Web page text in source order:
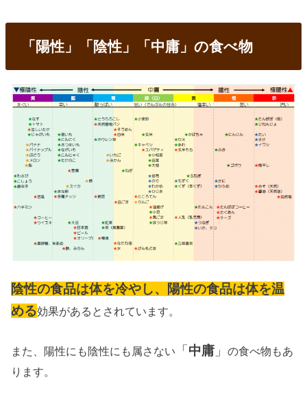
「陽性」「陰性」「中庸」の食べ物
陰性の食品は体を冷やし、陽性の食品は体を温
める効果があるとされています。
また、陽性にも陰性にも属さない 「 中庸 」の食べ物もあ
ります。